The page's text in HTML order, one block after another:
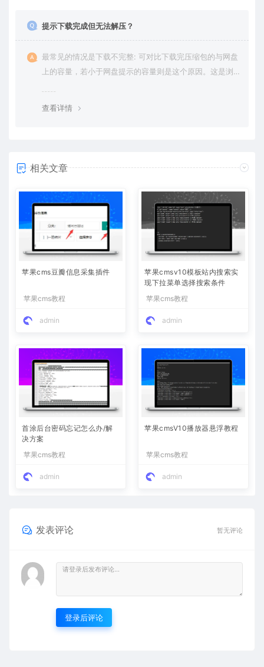
提示下载完成但无法解压？
最常见的情况是下载不完整: 可对比下载完压缩包的与网盘
上的容量，若小于网盘提示的容量则是这个原因。这是浏
查看详情
相关文章
苹果cms豆瓣信息采集插件
苹果cms教程
admin
苹果cmsv10模板站内搜索实
现下拉菜单选择搜索条件
苹果cms教程
admin
首涂后台密码忘记怎么办/解
决方案
苹果cms教程
admin
苹果cmsV10播放器悬浮教程
苹果cms教程
admin
发表评论 暂无评论
登录后评论